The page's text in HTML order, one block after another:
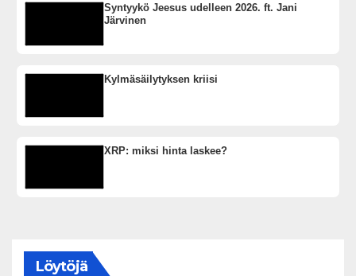
Syntyykö Jeesus udelleen 2026. ft. Jani
Järvinen
Kylmäsäilytyksen kriisi
XRP: miksi hinta laskee?
Löytöjä